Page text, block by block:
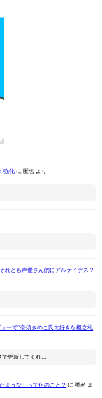
強化 に 匿名 より
れとも声優さん的にアルケイデス？
ーで“奈須きのこ氏の好きな概念礼
で更新してくれ…
ような」って何のこと？ に 匿名 よ